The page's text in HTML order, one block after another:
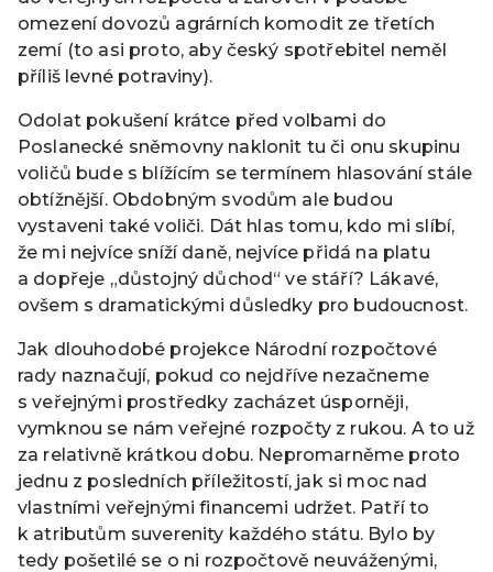
omezení dovozů agrárních komodit ze třetích
zemí (to asi proto, aby český spotřebitel neměl
příliš levné potraviny).
Odolat pokušení krátce před volbami do
Poslanecké sněmovny naklonit tu či onu skupinu
voličů bude s blížícím se termínem hlasování stále
obtížnější. Obdobným svodům ale budou
vystaveni také voliči. Dát hlas tomu, kdo mi slíbí,
že mi nejvíce sníží daně, nejvíce přidá na platu
a dopřeje „důstojný důchod“ ve stáří? Lákavé,
ovšem s dramatickými důsledky pro budoucnost.
Jak dlouhodobé projekce Národní rozpočtové
rady naznačují, pokud co nejdříve nezačneme
s veřejnými prostředky zacházet úsporněji,
vymknou se nám veřejné rozpočty z rukou. A to už
za relativně krátkou dobu. Nepromarněme proto
jednu z posledních příležitostí, jak si moc nad
vlastními veřejnými financemi udržet. Patří to
k atributům suverenity každého státu. Bylo by
tedy pošetilé se o ni rozpočtově neuváženými,